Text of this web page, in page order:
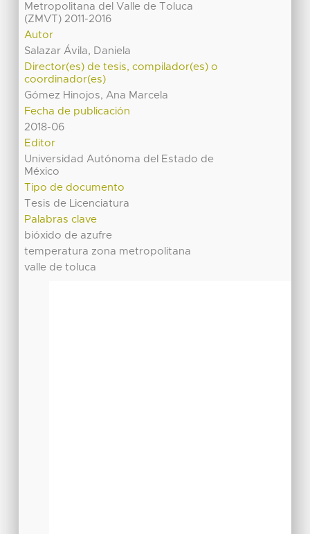
Metropolitana del Valle de Toluca
(ZMVT) 2011-2016
Autor
Salazar Ávila, Daniela
Director(es) de tesis, compilador(es) o
coordinador(es)
Gómez Hinojos, Ana Marcela
Fecha de publicación
2018-06
Editor
Universidad Autónoma del Estado de
México
Tipo de documento
Tesis de Licenciatura
Palabras clave
bióxido de azufre
temperatura zona metropolitana
valle de toluca